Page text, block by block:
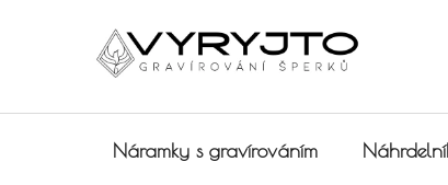
Náramky s gravírováním